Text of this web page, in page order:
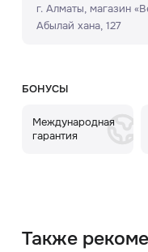
г. Алматы, ​магазин
Абылай хана, 127
БОНУСЫ
Международная
гарантия
Также